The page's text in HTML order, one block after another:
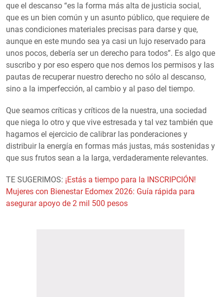
que el descanso “es la forma más alta de justicia social,
que es un bien común y un asunto público, que requiere de
unas condiciones materiales precisas para darse y que,
aunque en este mundo sea ya casi un lujo reservado para
unos pocos, debería ser un derecho para todos”. Es algo que
suscribo y por eso espero que nos demos los permisos y las
pautas de recuperar nuestro derecho no sólo al descanso,
sino a la imperfección, al cambio y al paso del tiempo.
Que seamos críticas y críticos de la nuestra, una sociedad
que niega lo otro y que vive estresada y tal vez también que
hagamos el ejercicio de calibrar las ponderaciones y
distribuir la energía en formas más justas, más sostenidas y
que sus frutos sean a la larga, verdaderamente relevantes.
TE SUGERIMOS: ¡Estás a tiempo para la INSCRIPCIÓN!
Mujeres con Bienestar Edomex 2026: Guía rápida para
asegurar apoyo de 2 mil 500 pesos